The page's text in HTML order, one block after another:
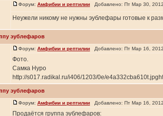
Форум: Амфибии и рептилии Добавлено: Пт Мар 30,
Неужели никому не нужны эублефары готовые к
эублефаров
Форум: Амфибии и рептилии Добавлено: Пт Мар 16,
Фото.
Самка Нуро
http://s017.radikal.ru/i406/1203/0e/
эублефаров
Форум: Амфибии и рептилии Добавлено: Пт Мар 16,
Продаётся группа эублефаров: